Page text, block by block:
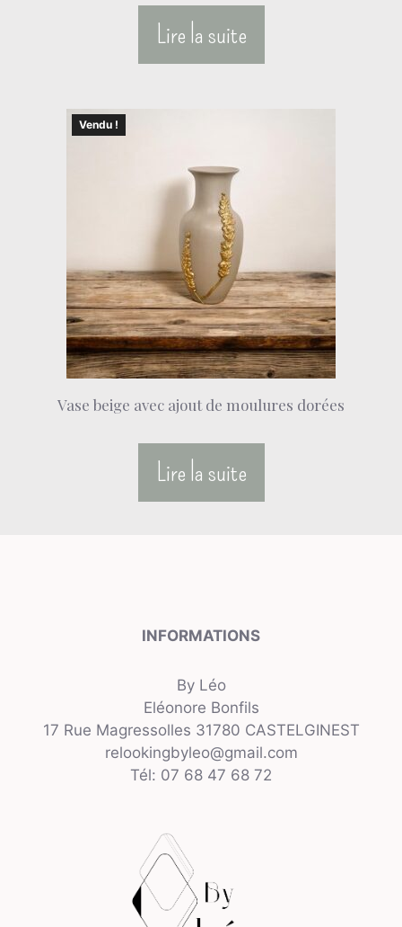
Lire la suite
Vendu !
Vase beige avec ajout de moulures dorées
Lire la suite
INFORMATIONS
By Léo
Eléonore Bonfils
17 Rue Magressolles 31780 CASTELGINEST
relookingbyleo@gmail.com
Tél: 07 68 47 68 72